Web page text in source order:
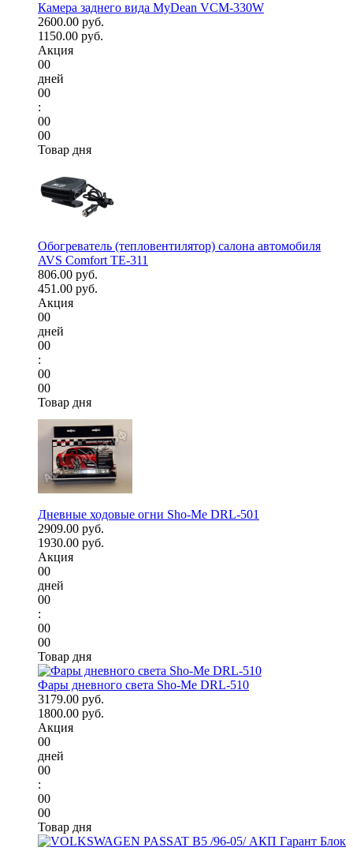
Камера заднего вида MyDean VCM-330W
2600.00 руб.
1150.00 руб.
Акция
00
дней
00
:
00
00
Товар дня
Обогреватель (тепловентилятор) салона автомобиля
AVS Comfort TE-311
806.00 руб.
451.00 руб.
Акция
00
дней
00
:
00
00
Товар дня
Дневные ходовые огни Sho-Me DRL-501
2909.00 руб.
1930.00 руб.
Акция
00
дней
00
:
00
00
Товар дня
Фары дневного света Sho-Me DRL-510
3179.00 руб.
1800.00 руб.
Акция
00
дней
00
:
00
00
Товар дня